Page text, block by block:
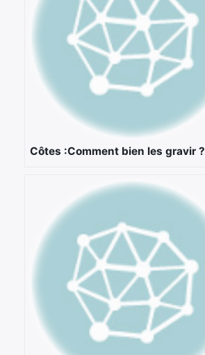
Côtes :Comment bien les gravir ?